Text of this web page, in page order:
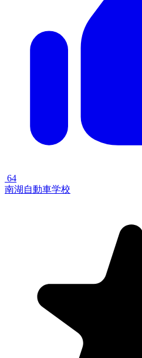
64
南湖自動車学校